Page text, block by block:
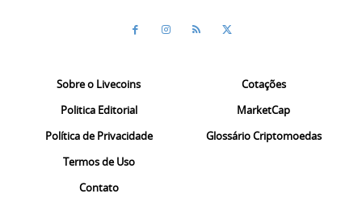
Sobre o Livecoins
Politica Editorial
Política de Privacidade
Termos de Uso
Contato
Cotações
MarketCap
Glossário Criptomoedas